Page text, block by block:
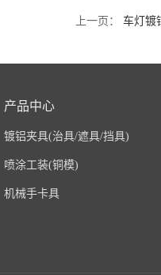
上一页： 车灯镀
产品中心
镀铝夹具(治具/遮具/挡具)
喷涂工装(铜模)
机械手卡具